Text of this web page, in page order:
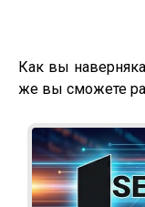
Как вы
же вы сможете